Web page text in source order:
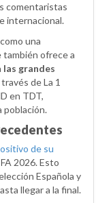
comentaristas
internacional.
una
también ofrece a
las grandes
de La 1
en TDT,
población.
de su
2026. Esto
Española y
llegar a la final.